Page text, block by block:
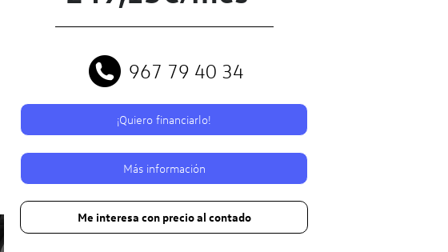
967 79 40 34
¡Quiero financiarlo!
Más información
Me interesa con precio al contado